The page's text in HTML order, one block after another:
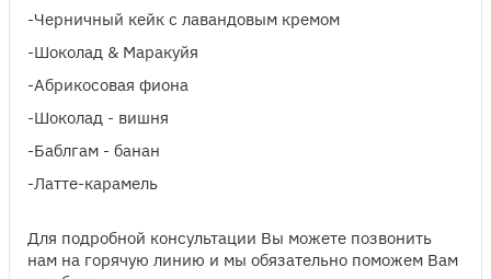
-Черничный кейк с лавандовым кремом
-Шоколад & Маракуйя
-Абрикосовая фиона
-Шоколад - вишня
-Баблгам - банан
-Латте-карамель
Для подробной консультации Вы можете позвонить
нам на горячую линию и мы обязательно поможем Вам